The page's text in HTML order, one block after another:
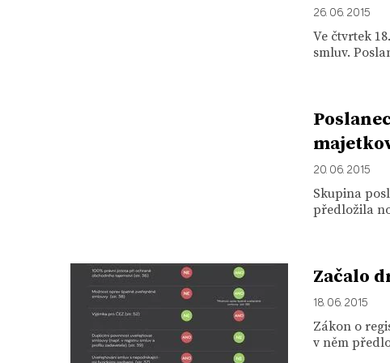
26. 06. 2015
Ve čtvrtek
smluv.
20. 06. 2015
Skupina
předložila
Začalo
18. 06. 2015
Zákon o
v něm